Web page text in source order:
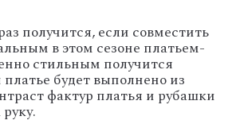
получится, если совместить
в этом сезоне платьем-
стильным получится
будет выполнено из
фактур платья и рубашки